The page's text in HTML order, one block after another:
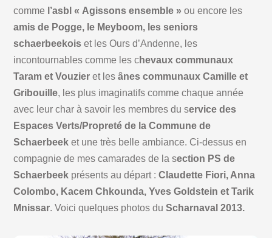
comme l’asbl « Agissons ensemble » ou encore les
amis de Pogge, le Meyboom, les seniors
schaerbeekois et les Ours d’Andenne, les
incontournables comme les chevaux communaux
Taram et Vouzier et lesânes communaux Camille et
Gribouille, les plus imaginatifs comme chaque année
avec leur char à savoir les membres du service des
Espaces Verts/Propreté de la Commune de
Schaerbeek et une très belle ambiance. Ci-dessus en
compagnie de mes camarades de la section PS de
Schaerbeek présents au départ :Claudette Fiori, Anna
Colombo, Kacem Chkounda, Yves Goldstein et Tarik
Mnissar. Voici quelques photos duScharnaval 2013.